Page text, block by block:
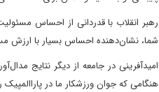
رهبر انقلاب با قدردانی از احساس
شما، ‌نشان‌دهنده احساس بسیار با
امیدآفرینی در جامعه از دیگر نتایج
هنگامی که جوان ورزشکار ما در